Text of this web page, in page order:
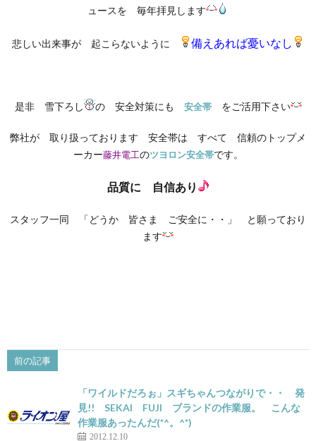
ュースを 毎年拝見します
悲しい出来事が 起こらないように 備えあれば憂いなし
是非 雪下ろし の 安全対策にも 安全帯をご活用下さい
弊社が 取り扱っております 安全帯は すべて 信頼のトップメ
ーカー藤井電工のツヨロン安全帯です。
品質に 自信あり
スタッフ一同 「どうか 皆さま ご安全に・・」 と願っており
ます
前の記事
「ワイルドだろぉ」スギちゃんつながりで・・ 発
見!! SEKAI FUJI ブランドの作業服。 こんな
作業服あったんだ(*^。^*)
2012.12.10